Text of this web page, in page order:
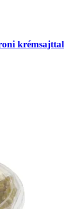
krémsajttal